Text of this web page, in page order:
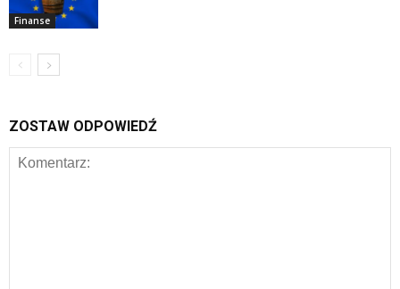
Finanse
ZOSTAW ODPOWIEDŹ